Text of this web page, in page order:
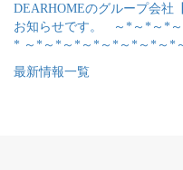
DEARHOMEのグループ会社
お知らせです。 ～*～*～*
* ～*～*～*～*～*～*～*
最新情報一覧